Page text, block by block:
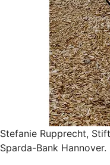
Stefanie Rupprecht,
Sparda-Bank Hannover.